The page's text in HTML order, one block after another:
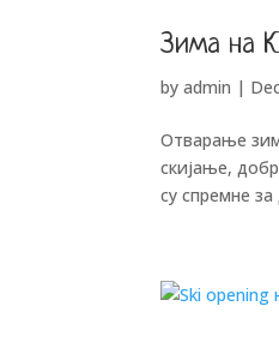
Зима на
byadmin |
Отварање
скијање,
су спремне